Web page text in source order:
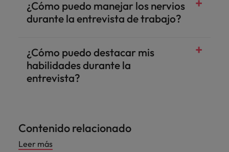
¿Cómo puedo manejar los nervios
durante la entrevista de trabajo?
¿Cómo puedo destacar mis
habilidades durante la
entrevista?
Contenido relacionado
Leer más